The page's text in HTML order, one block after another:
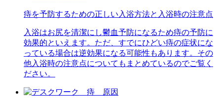
痔を予防するための正しい入浴方法と入浴時の注意点
入浴はお尻を清潔にし鬱血予防になるため痔の予防に
効果的といえます。ただ、すでにひどい痔の症状にな
っている場合は逆効果になる可能性もあります。その
他入浴時の注意点についてもまとめているのでご覧く
ださい。